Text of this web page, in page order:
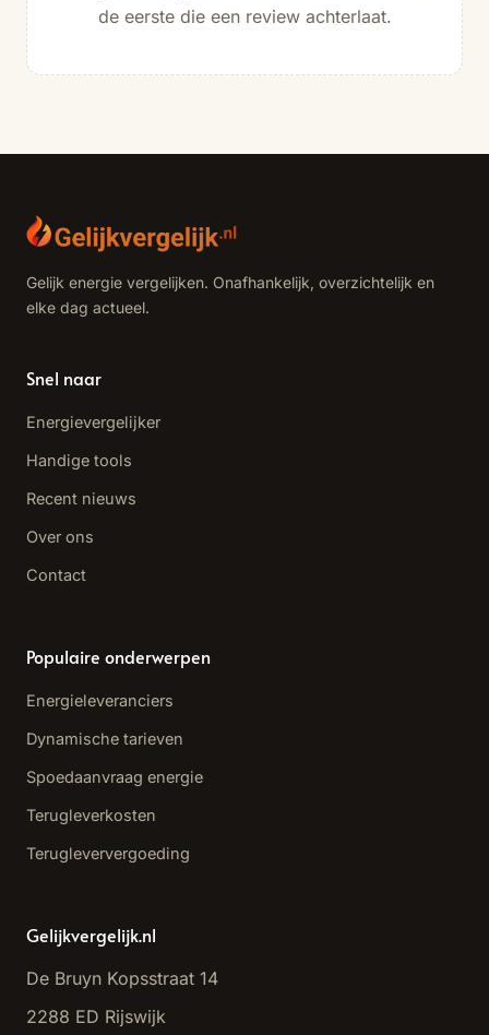
de eerste die een review achterlaat.
Gelijk energie vergelijken. Onafhankelijk, overzichtelijk en
elke dag actueel.
Snel naar
Energievergelijker
Handige tools
Recent nieuws
Over ons
Contact
Populaire onderwerpen
Energieleveranciers
Dynamische tarieven
Spoedaanvraag energie
Terugleverkosten
Terugleververgoeding
Gelijkvergelijk.nl
De Bruyn Kopsstraat 14
2288 ED Rijswijk